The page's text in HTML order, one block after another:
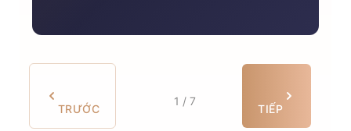
TRƯỚC
1 / 7
TIẾP